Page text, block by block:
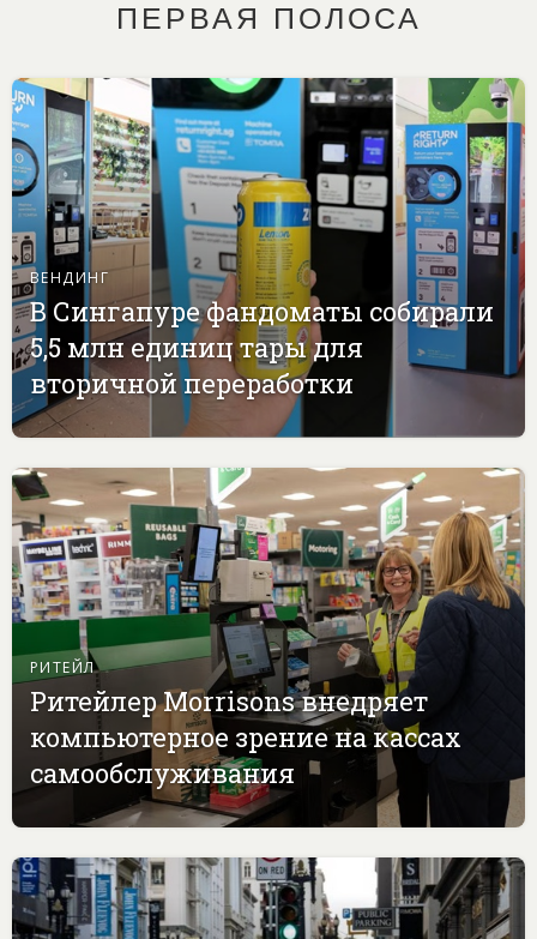
ПЕРВАЯ ПОЛОСА
ВЕНДИНГ
В Сингапуре фандоматы собирали
5,5 млн единиц тары для
вторичной переработки
РИТЕЙЛ
Ритейлер Morrisons внедряет
компьютерное зрение на кассах
самообслуживания